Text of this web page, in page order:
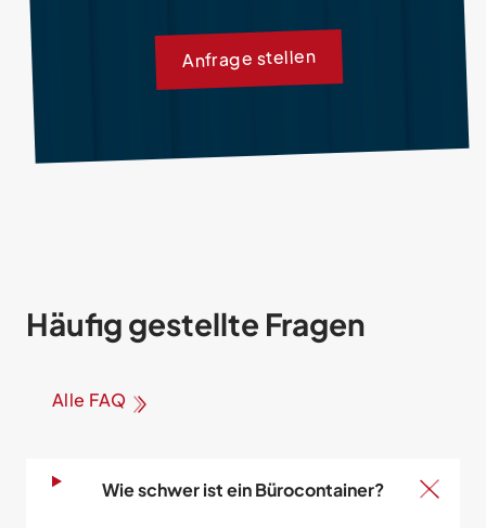
Anfrage stellen
Häufig gestellte Fragen
Alle FAQ
Wie schwer ist ein Bürocontainer?